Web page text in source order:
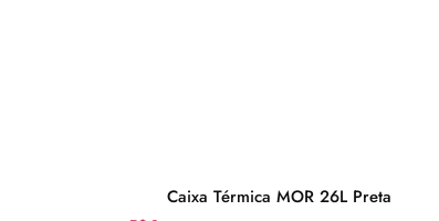
Caixa Térmica MOR 26L Preta